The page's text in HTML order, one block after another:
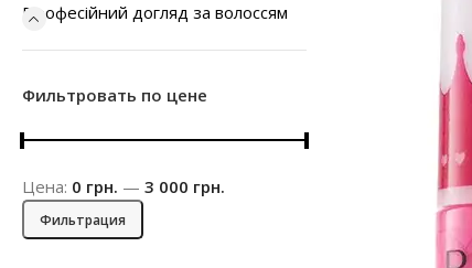
Професійний догляд за волоссям
Фильтровать по цене
Фильтрация
Цена: 0 грн. — 3 000 грн.